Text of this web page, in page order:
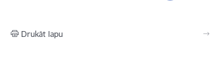
Drukāt lapu